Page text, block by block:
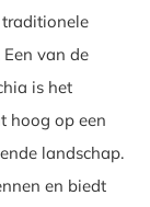
van de
is het
hoog op een
landschap.
en biedt